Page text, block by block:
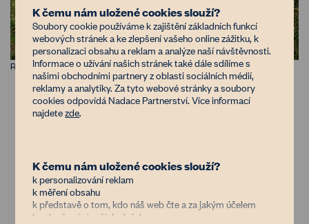
Rozložené spoďáry. Zdroj: Facebook Czech Organics
V opačném případě se vám váš testovací kus
rozloží minimálně a to je čas na přehodnocení
opatření pro půdu, kde najdete doporučení i
možnosti financování. A pokud se jedná o větší
kus půdy, se kterým si nevíte rady, napište nám
K čemu nám uložené cookies slouží?
Soubory cookie používáme k zajištění základních funkcí
webových stránek a ke zlepšení vašeho online zážitku, k
personalizaci obsahu a reklam a analýze naší návštěvnosti.
Informace o užívání našich stránek také dále sdílíme s
našimi obchodními partnery z oblasti sociálních médií,
reklamy a analytiky. Za tyto webové stránky a soubory
cookies odpovídá Nadace Partnerství. Více informací
najdetezde.
K čemu nám uložené cookies slouží?
k personalizování reklam
k měření obsahu
k představě o tom, kdo náš web čte a za jakým účelem
k vylepšování našich služeb